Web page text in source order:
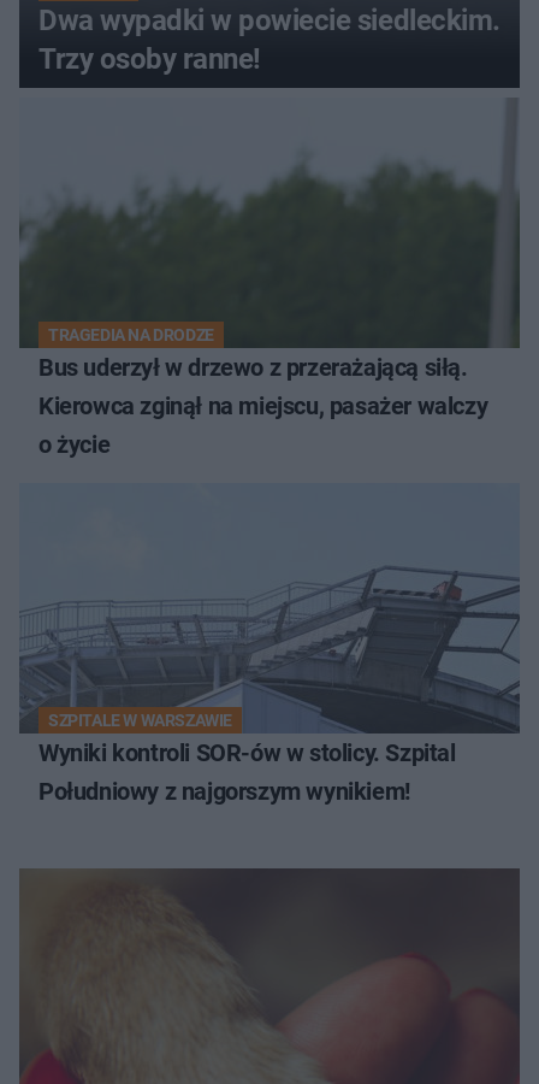
Dwa wypadki w powiecie siedleckim.
Trzy osoby ranne!
TRAGEDIA NA DRODZE
Bus uderzył w drzewo z przerażającą siłą.
Kierowca zginął na miejscu, pasażer walczy
o życie
SZPITALE W WARSZAWIE
Wyniki kontroli SOR-ów w stolicy. Szpital
Południowy z najgorszym wynikiem!